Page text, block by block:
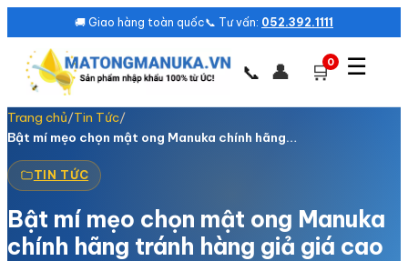
🚚 Giao hàng toàn quốc📞 Tư vấn: 052.392.1111
📞 👤 🛒0 ☰
Trang chủ/Tin Tức/
Bật mí mẹo chọn mật ong Manuka chính hãng…
TIN TỨC
Bật mí mẹo chọn mật ong Manuka
chính hãng tránh hàng giả giá cao